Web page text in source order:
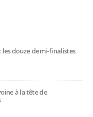
les douze demi-finalistes
à la tête de